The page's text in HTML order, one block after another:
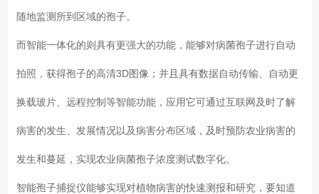
随地监测所到区域的孢子。
而智能一体化的则具有更强大的功能，能够对病菌孢子进行自动
拍照，获得孢子的高清3D图像；并且具有数据自动传输、自动更
换载玻片、远程控制等智能功能，应用它可通过互联网及时了解
病害的发生、发展情况以及病害分布区域，及时预防农业病害的
发生和蔓延，实现农业病菌孢子浓度测试数字化。
智能孢子捕捉仪能够实现对植物病害的快速测报和研究，要知道